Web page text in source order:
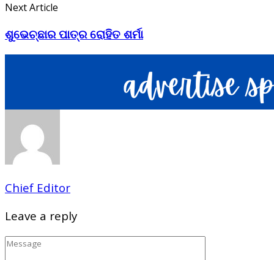
Next Article
ଶୁଭେଚ୍ଛାର ପାତ୍ର ରୋହିତ ଶର୍ମା
Chief Editor
Leave a reply